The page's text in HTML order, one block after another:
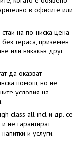
в офисите или
стаи на по-ниска цена
тераса, приземен
или някакъв друг
да оказват
помощ, но не
условия на
class all incl и др. се
не гарантират
и услуги.